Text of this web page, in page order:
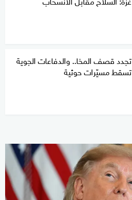
تجدد قصف المخا.. والدفاعات الجوية
تسقط مسيّرات حوثية